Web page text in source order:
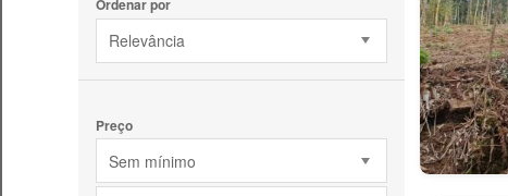
Ordenar por
Relevância
Preço
Sem mínimo